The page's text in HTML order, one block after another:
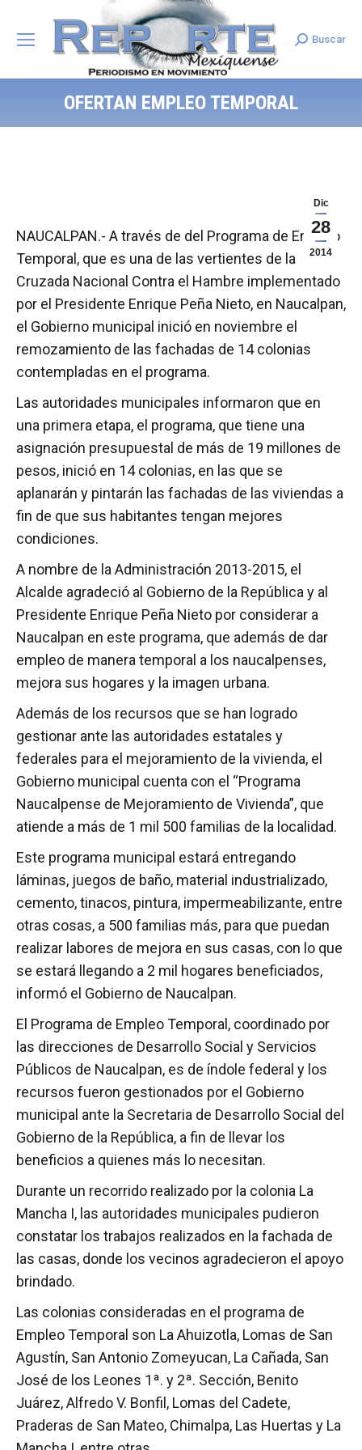
Search:
Buscar
OFERTAN EMPLEO TEMPORAL
Dic
28
2014
NAUCALPAN.- A través de del Programa de Empleo
Temporal, que es una de las vertientes de la
Cruzada Nacional Contra el Hambre implementado
por el Presidente Enrique Peña Nieto, en Naucalpan,
el Gobierno municipal inició en noviembre el
remozamiento de las fachadas de 14 colonias
contempladas en el programa.
Las autoridades municipales informaron que en
una primera etapa, el programa, que tiene una
asignación presupuestal de más de 19 millones de
pesos, inició en 14 colonias, en las que se
aplanarán y pintarán las fachadas de las viviendas a
fin de que sus habitantes tengan mejores
condiciones.
A nombre de la Administración 2013-2015, el
Alcalde agradeció al Gobierno de la República y al
Presidente Enrique Peña Nieto por considerar a
Naucalpan en este programa, que además de dar
empleo de manera temporal a los naucalpenses,
mejora sus hogares y la imagen urbana.
Además de los recursos que se han logrado
gestionar ante las autoridades estatales y
federales para el mejoramiento de la vivienda, el
Gobierno municipal cuenta con el “Programa
Naucalpense de Mejoramiento de Vivienda”, que
atiende a más de 1 mil 500 familias de la localidad.
Este programa municipal estará entregando
láminas, juegos de baño, material industrializado,
cemento, tinacos, pintura, impermeabilizante, entre
otras cosas, a 500 familias más, para que puedan
realizar labores de mejora en sus casas, con lo que
se estará llegando a 2 mil hogares beneficiados,
informó el Gobierno de Naucalpan.
El Programa de Empleo Temporal, coordinado por
las direcciones de Desarrollo Social y Servicios
Públicos de Naucalpan, es de índole federal y los
recursos fueron gestionados por el Gobierno
municipal ante la Secretaria de Desarrollo Social del
Gobierno de la República, a fin de llevar los
beneficios a quienes más lo necesitan.
Durante un recorrido realizado por la colonia La
Mancha I, las autoridades municipales pudieron
constatar los trabajos realizados en la fachada de
las casas, donde los vecinos agradecieron el apoyo
brindado.
Las colonias consideradas en el programa de
Empleo Temporal son La Ahuizotla, Lomas de San
Agustín, San Antonio Zomeyucan, La Cañada, San
José de los Leones 1ª. y 2ª. Sección, Benito
Juárez, Alfredo V. Bonfil, Lomas del Cadete,
Praderas de San Mateo, Chimalpa, Las Huertas y La